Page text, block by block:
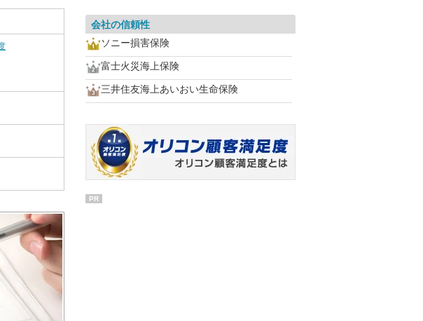
会社の信頼性
ソニー損害保険
富士火災海上保険
三井住友海上あいおい生命保険
PR